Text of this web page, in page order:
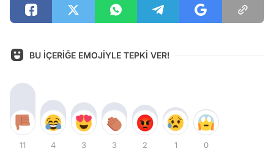
BU İÇERİĞE EMOJİYLE TEPKİ VER!
11 4 3 3 2 1 0